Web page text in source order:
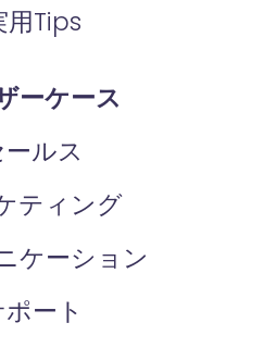
用Tips
ーケース
ルス
ティング
ケーション
ート